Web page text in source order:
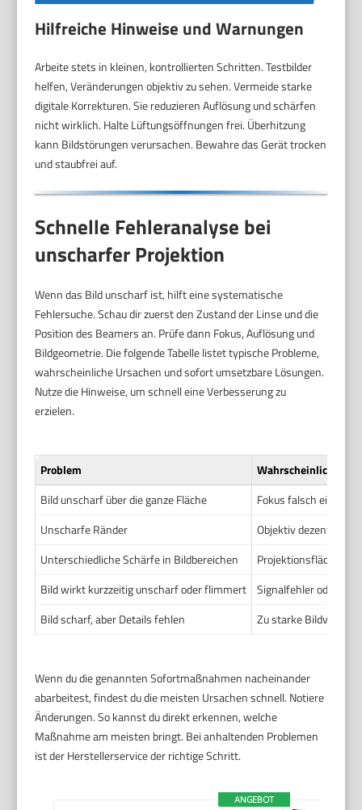
Hilfreiche Hinweise und Warnungen
Arbeite stets in kleinen, kontrollierten Schritten. Testbilder
helfen, Veränderungen objektiv zu sehen. Vermeide starke
digitale Korrekturen. Sie reduzieren Auflösung und schärfen
nicht wirklich. Halte Lüftungsöffnungen frei. Überhitzung
kann Bildstörungen verursachen. Bewahre das Gerät trocken
und staubfrei auf.
Schnelle Fehleranalyse bei
unscharfer Projektion
Wenn das Bild unscharf ist, hilft eine systematische
Fehlersuche. Schau dir zuerst den Zustand der Linse und die
Position des Beamers an. Prüfe dann Fokus, Auflösung und
Bildgeometrie. Die folgende Tabelle listet typische Probleme,
wahrscheinliche Ursachen und sofort umsetzbare Lösungen.
Nutze die Hinweise, um schnell eine Verbesserung zu
erzielen.
Problem
Wahrscheinliche
Bild unscharf über die ganze Fläche
Fokus falsch
Unscharfe Ränder
Objektiv dezentriert
Unterschiedliche Schärfe in Bildbereichen
Projektionsfläche
Bild wirkt kurzzeitig unscharf oder flimmert
Signalfehler oder
Bild scharf, aber Details fehlen
Zu starke
Wenn du die genannten Sofortmaßnahmen nacheinander
abarbeitest, findest du die meisten Ursachen schnell. Notiere
Änderungen. So kannst du direkt erkennen, welche
Maßnahme am meisten bringt. Bei anhaltenden Problemen
ist der Herstellerservice der richtige Schritt.
ANGEBOT